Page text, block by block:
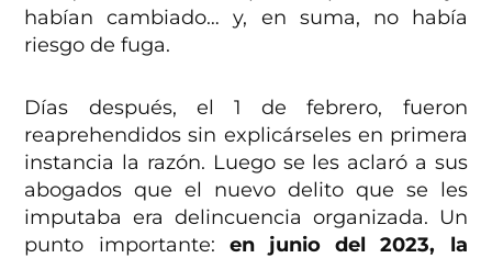
habían cambiado… y, en suma, no había
riesgo de fuga.
Días después, el 1 de febrero, fueron
reaprehendidos sin explicárseles en primera
instancia la razón. Luego se les aclaró a sus
abogados que el nuevo delito que se les
imputaba era delincuencia organizada. Un
punto importante: en junio del 2023, la